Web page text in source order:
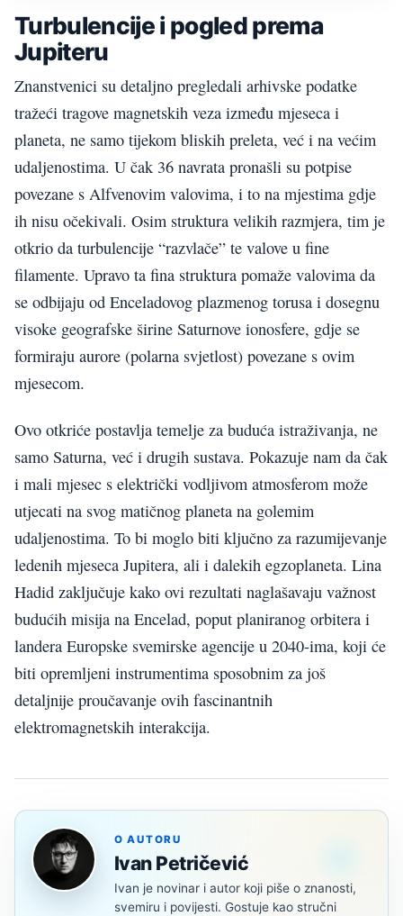
Turbulencije i pogled prema
Jupiteru
Znanstvenici su detaljno pregledali arhivske podatke
tražeći tragove magnetskih veza između mjeseca i
planeta, ne samo tijekom bliskih preleta, već i na većim
udaljenostima. U čak 36 navrata pronašli su potpise
povezane s Alfvenovim valovima, i to na mjestima gdje
ih nisu očekivali. Osim struktura velikih razmjera, tim je
otkrio da turbulencije “razvlače” te valove u fine
filamente. Upravo ta fina struktura pomaže valovima da
se odbijaju od Enceladovog plazmenog torusa i dosegnu
visoke geografske širine Saturnove ionosfere, gdje se
formiraju aurore (polarna svjetlost) povezane s ovim
mjesecom.
Ovo otkriće postavlja temelje za buduća istraživanja, ne
samo Saturna, već i drugih sustava. Pokazuje nam da čak
i mali mjesec s električki vodljivom atmosferom može
utjecati na svog matičnog planeta na golemim
udaljenostima. To bi moglo biti ključno za razumijevanje
ledenih mjeseca Jupitera, ali i dalekih egzoplaneta. Lina
Hadid zaključuje kako ovi rezultati naglašavaju važnost
budućih misija na Encelad, poput planiranog orbitera i
landera Europske svemirske agencije u 2040-ima, koji će
biti opremljeni instrumentima sposobnim za još
detaljnije proučavanje ovih fascinantnih
elektromagnetskih interakcija.
O AUTORU
Ivan Petričević
Ivan je novinar i autor koji piše o znanosti,
svemiru i povijesti. Gostuje kao stručni